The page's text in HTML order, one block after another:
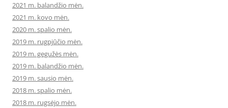
2021 m. balandžio mėn.
2021 m. kovo mėn.
2020 m. spalio mėn.
2019 m. rugpjūčio mėn.
2019 m. gegužės mėn.
2019 m. balandžio mėn.
2019 m. sausio mėn.
2018 m. spalio mėn.
2018 m. rugsėjo mėn.